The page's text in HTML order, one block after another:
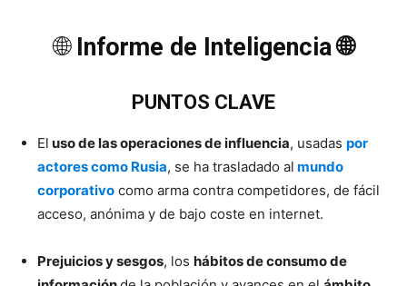
🌐 Informe de Inteligencia 🌐
PUNTOS CLAVE
El uso de las operaciones de influencia, usadas por
actores como Rusia, se ha trasladado al mundo
corporativo como arma contra competidores, de fácil
acceso, anónima y de bajo coste en internet.
Prejuicios y sesgos, los hábitos de consumo de